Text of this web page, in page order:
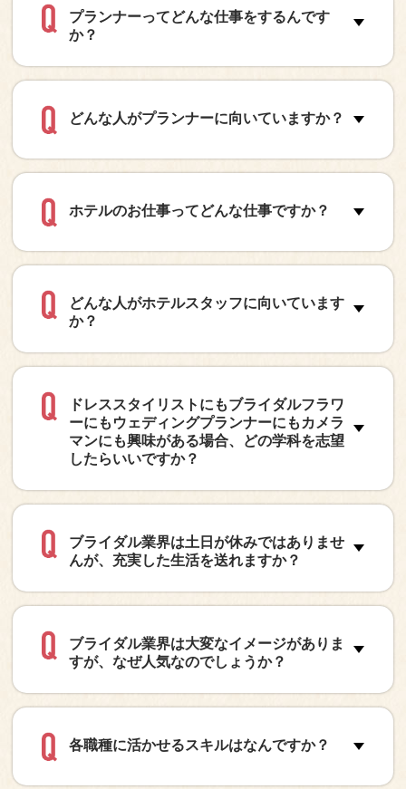
プランナーってどんな仕事をするんです
か？
どんな人がプランナーに向いていますか？
ホテルのお仕事ってどんな仕事ですか？
どんな人がホテルスタッフに向いています
か？
ドレススタイリストにもブライダルフラワ
ーにもウェディングプランナーにもカメラ
マンにも興味がある場合、どの学科を志望
したらいいですか？
ブライダル業界は土日が休みではありませ
んが、充実した生活を送れますか？
ブライダル業界は大変なイメージがありま
すが、なぜ人気なのでしょうか？
各職種に活かせるスキルはなんですか？